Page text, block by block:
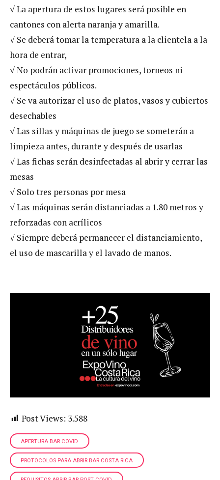
√ La apertura de estos lugares será posible en
cantones con alerta naranja y amarilla.
√ Se deberá tomar la temperatura a la clientela a la
hora de entrar,
√ No podrán activar promociones, torneos ni
espectáculos públicos.
√ Se va autorizar el uso de platos, vasos y cubiertos
desechables
√ Las sillas y máquinas de juego se someterán a
limpieza antes, durante y después de usarlas
√ Las fichas serán desinfectadas al abrir y cerrar las
mesas
√ Solo tres personas por mesa
√ Las máquinas serán distanciadas a 1.80 metros y
reforzadas con acrílicos
√ Siempre deberá permanecer el distanciamiento,
el uso de mascarilla y el lavado de manos.
Post Views: 3.588
APERTURA BAR COVID
PROTOCOLOS PARA ABRIR BAR COSTA RICA